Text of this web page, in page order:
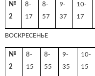
№
2
8-
17
8-
57
9-
37
10-
17
ВОСКРЕСЕНЬЕ
№
2
8-
15
8-
55
9-
35
10-
15